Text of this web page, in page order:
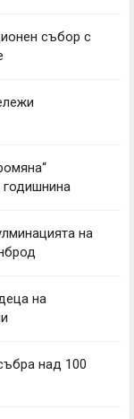
събор с
годишнина
на
на
над 100